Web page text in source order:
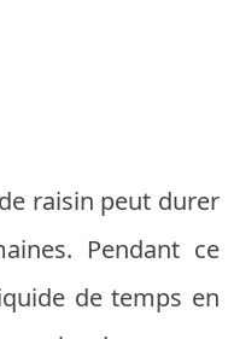
raisin peut durer
Pendant ce
de temps en